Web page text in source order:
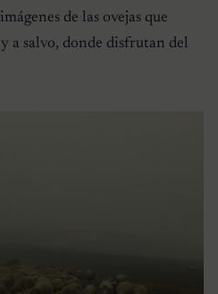
de las ovejas que
a salvo, donde disfrutan del